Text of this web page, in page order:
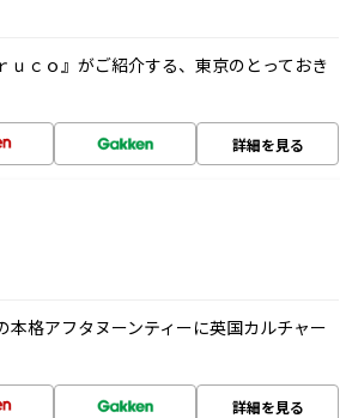
ｃｏ』がご紹介する、東京のとっておき
詳細を見る
本格アフタヌーンティーに英国カルチャー
詳細を見る